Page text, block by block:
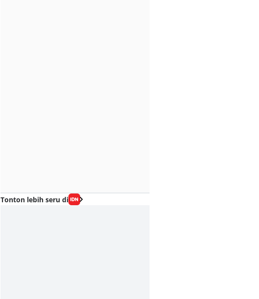
Tonton lebih seru di